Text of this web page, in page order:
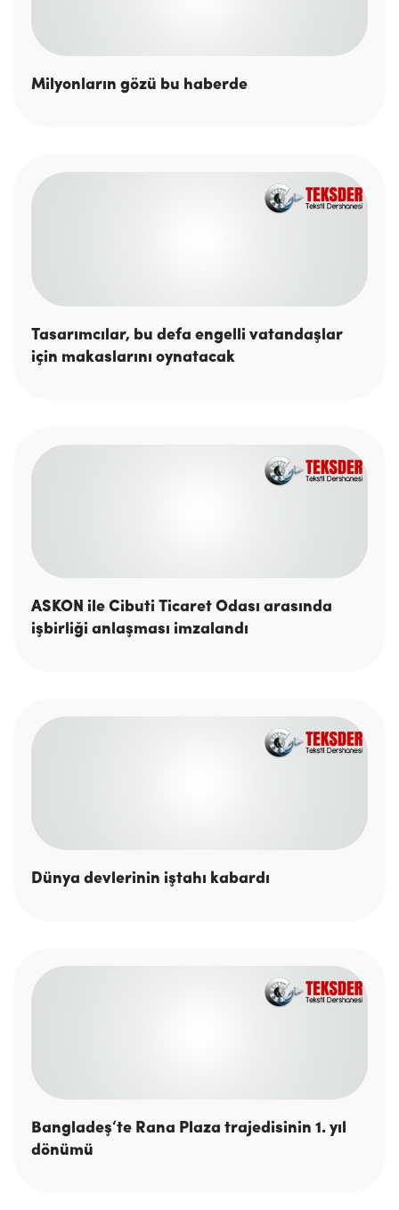
Milyonların gözü bu haberde
Tasarımcılar, bu defa engelli vatandaşlar
için makaslarını oynatacak
ASKON ile Cibuti Ticaret Odası arasında
işbirliği anlaşması imzalandı
Dünya devlerinin iştahı kabardı
Bangladeş‘te Rana Plaza trajedisinin 1. yıl
dönümü